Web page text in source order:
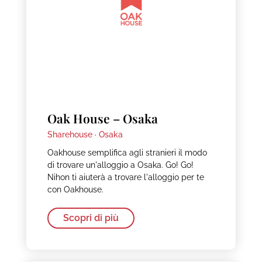
Oak House – Osaka
Sharehouse · Osaka
Oakhouse semplifica agli stranieri il modo
di trovare un'alloggio a Osaka. Go! Go!
Nihon ti aiuterà a trovare l'alloggio per te
con Oakhouse.
Scopri di più